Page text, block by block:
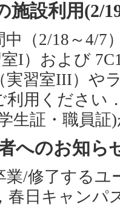
施設利用(2/
（2/18～4/7
室I）および
実習室III）や
利用ください
生証・職員証
へのお知ら
業/修了するユ
春日キャンパ